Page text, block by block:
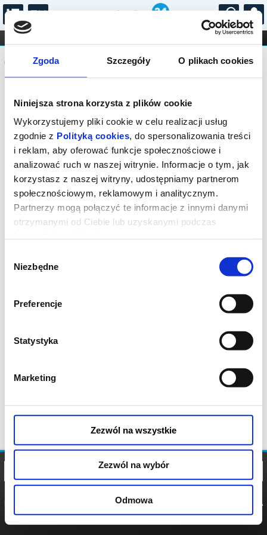
Zgoda Szczegóły O plikach cookies
Niniejsza strona korzysta z plików cookie
Wykorzystujemy pliki cookie w celu realizacji usług
zgodnie z Polityką cookies, do spersonalizowania treści
i reklam, aby oferować funkcje społecznościowe i
analizować ruch w naszej witrynie. Informacje o tym, jak
korzystasz z naszej witryny, udostępniamy partnerom
społecznościowym, reklamowym i analitycznym.
Partnerzy mogą połączyć te informacje z innymi danymi
otrzymanymi od Ciebie lub uzyskanymi podczas
zgody
Niezbędne
Preferencje
Statystyka
Marketing
Zezwól na wszystkie
Zezwól na wybór
Odmowa
...
FILHARMONIA OPERA I BALET
STAND-UP
DLA DZIECI
Komunikat
Sprzedaż biletów on-line na wydarzenie
została zakończona.
POLITYKA
POLITYKA